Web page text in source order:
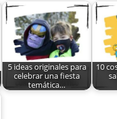
5 ideas originales para
celebrar una fiesta
temática…
10